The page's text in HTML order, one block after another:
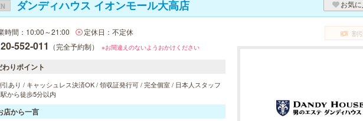
ダンディハウス イオンモール大高店 お気
時間：10:00～21:00 定休日：不定休
552-011 （完全予約制） ※お間違えのないようおかけください
わりポイント
あり / キャッシュレス決済OK / 領収証発行可 / 完全個室 / 日本人スタッフ
から徒歩5分以内
店から一言
割